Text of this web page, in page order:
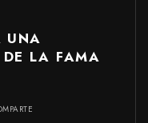
UNA
DE LA FAMA